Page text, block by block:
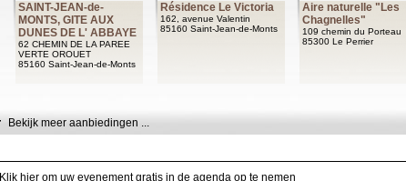
SAINT-JEAN-de-
MONTS, GITE AUX
DUNES DE L' ABBAYE
62 CHEMIN DE LA PAREE
VERTE OROUET
85160 Saint-Jean-de-Monts
Résidence Le Victoria
162, avenue Valentin
85160 Saint-Jean-de-Monts
Aire naturelle "Les
Chagnelles"
109 chemin du Porteau
85300 Le Perrier
Bekijk meer aanbiedingen ...
Klik hier om uw evenement gratis in de agenda op te nemen